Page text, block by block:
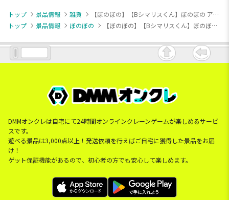
トップ 景品情報 雑貨
【ぼのぼの】【Bシマリスくん】ぼのぼの アップリケコーデュロイポーチ
トップ
景品情報 ぼのぼの 【ぼのぼの】【Bシマリスくん】ぼのぼの アップリケコーデュロイポーチ
DMMオンクレは自宅にて24時間オンラインクレーンゲームが楽しめるサービ
スです。
遊べる景品は3,000点以上！発送依頼を行えばご自宅に獲得した景品をお届
け！
ゲット保証機能があるので、初心者の方でも安心して楽しめます。